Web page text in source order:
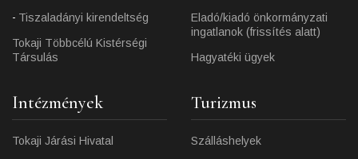
Tiszaladányi kirendeltség
Tokaji Többcélú Kistérségi
Társulás
Eladó/kiadó önkormányzati
ingatlanok (frissítés alatt)
Hagyatéki ügyek
Intézmények
Tokaji Járási Hivatal
Turizmus
Szálláshelyek